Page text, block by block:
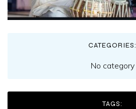
CATEGORIES:
No category
TAGS: